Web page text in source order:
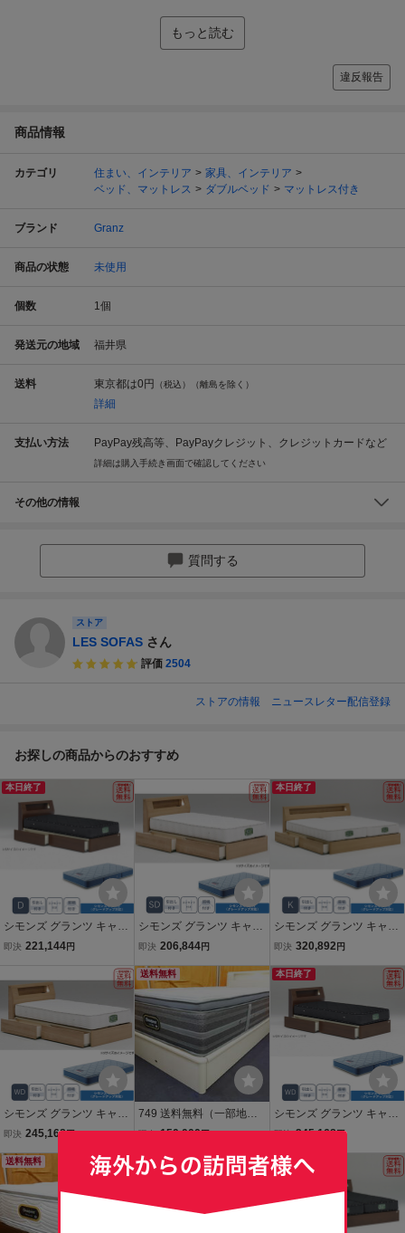
もっと読む
違反報告
商品情報
カテゴリ 住まい、インテリア
家具、インテリア
ベッド、マットレス
ダブルベッド マットレス付き
ブランド Granz
商品の状態 未使用
個数 1個
発送元の地域 福井県
送料 東京都は0円 （税込）（離島を除く）
詳細
支払い方法 PayPay残高等、PayPayクレジット、クレジットカードなど
詳細は購入手続き画面で確認してください
その他の情報
質問する
ストア
LES SOFAS さん
評価 2504
ストアの情報 ニュースレター配信登録
お探しの商品からのおすすめ
本日終了
シモンズ グランツ キャビ
タイプ LED照明付 引出付
即決 221,144円
シモンズ グランツ キャビ
タイプ LED照明付 引出付
ラル 新品 一部地域除く送
料無料
即決 206,844円
本日終了
シモンズ グランツ キャビ
タイプ LED照明付 引出付
品 一部地域除く送料無料
即決 320,892 円
シモンズ グランツ キャビ
タイプ LED照明付 引出付
ュラル 新品 一部地域除く
送料無料
即決 245,168円
送料無料
749 送料無料（一部地域
を除く）展示品 シモンズ
ス プラッシュピロートッ
プ シングルベッド宮・照
現在 150,000円
本日終了
シモンズ グランツ キャビ
タイプ LED照明付 引出付
ウン 新品 一部地域除く送
料無料
即決 245,168円
送料無料 送料無料